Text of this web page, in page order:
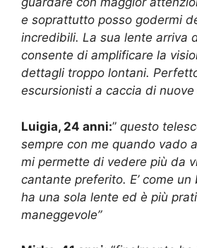
e soprattutto posso godermi
incredibili. La sua lente arriva
consente di amplificare la
dettagli troppo lontani.
escursionisti a caccia di nuove
Luigia, 24 anni:” questo
sempre con me quando vado
mi permette di vedere più da
cantante preferito. E’ come
ha una sola lente ed è più
maneggevole”